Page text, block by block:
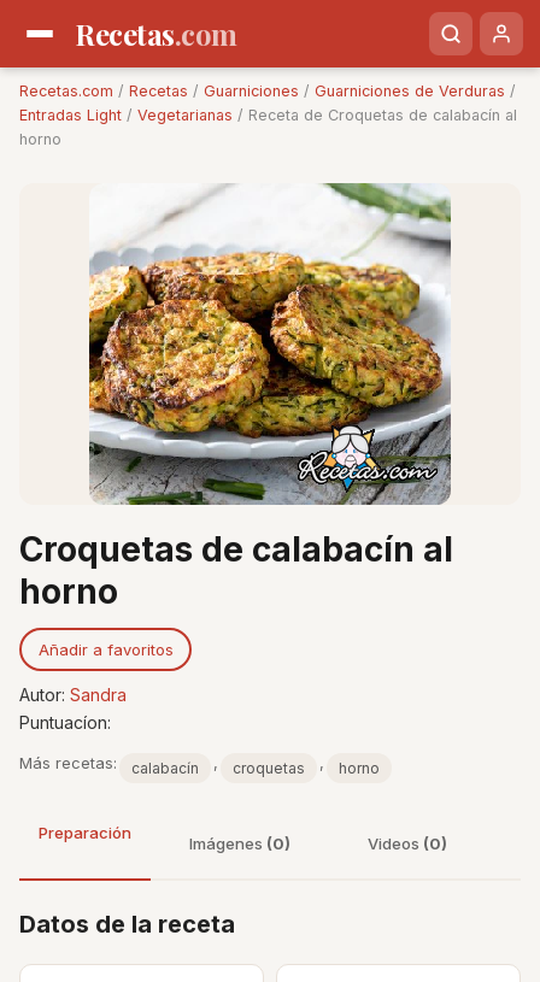
Recetas.com
Recetas.com / Recetas / Guarniciones / Guarniciones de Verduras /
Entradas Light / Vegetarianas / Receta de Croquetas de calabacín al
horno
Croquetas de calabacín al
horno
Añadir a favoritos
Autor: Sandra
Puntuacíon:
Más recetas: calabacín , croquetas , horno
Preparación
Imágenes (0) Videos (0)
Datos de la receta